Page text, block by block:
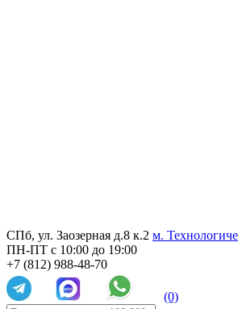
СПб, ул. Заозерная д.8 к.2 м.
ПН-ПТ с 10:00 до 19:00
+7 (812) 988-48-70
(0)